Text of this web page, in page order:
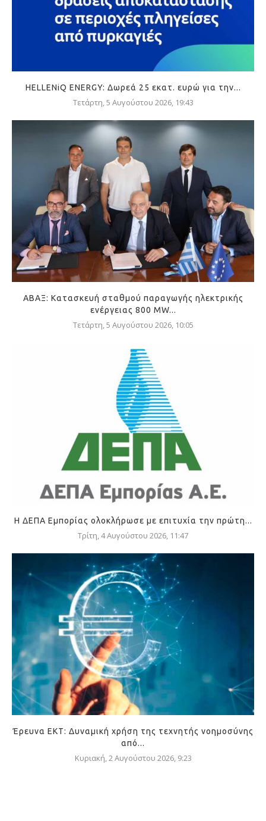
HELLENiQ ENERGY: Δωρεά 25 εκατ. ευρώ για την...
Τετάρτη, 5 Αυγούστου 2026, 19:43
ΑΒΑΞ: Κατασκευή σταθμού παραγωγής ηλεκτρικής
ενέργειας 800 ΜW...
Τετάρτη, 5 Αυγούστου 2026, 10:05
Η ΔΕΠΑ Εμπορίας ολοκλήρωσε με επιτυχία την πρώτη...
Τρίτη, 4 Αυγούστου 2026, 11:47
Έρευνα ΕΚΤ: Δυναμική χρήση της τεχνητής νοημοσύνης
από...
Κυριακή, 2 Αυγούστου 2026, 9:23